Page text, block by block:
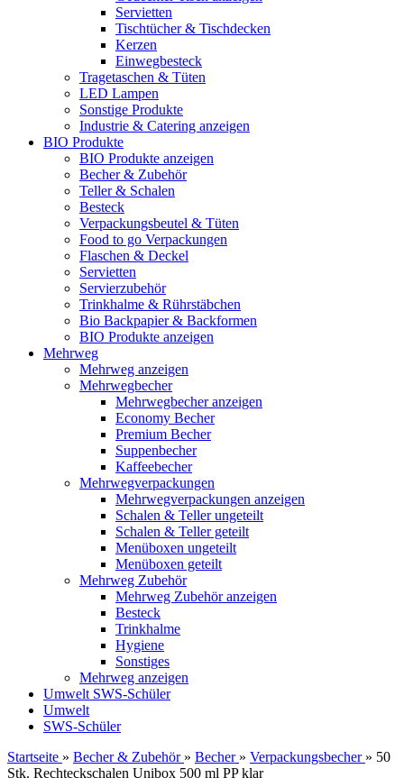
Servietten
Tischtücher & Tischdecken
Kerzen
Einwegbesteck
Tragetaschen & Tüten
LED Lampen
Sonstige Produkte
Industrie & Catering anzeigen
BIO Produkte
BIO Produkte anzeigen
Becher & Zubehör
Teller & Schalen
Besteck
Verpackungsbeutel & Tüten
Food to go Verpackungen
Flaschen & Deckel
Servietten
Servierzubehör
Trinkhalme & Rührstäbchen
Bio Backpapier & Backformen
BIO Produkte anzeigen
Mehrweg
Mehrweg anzeigen
Mehrwegbecher
Mehrwegbecher anzeigen
Economy Becher
Premium Becher
Suppenbecher
Kaffeebecher
Mehrwegverpackungen
Mehrwegverpackungen anzeigen
Schalen & Teller ungeteilt
Schalen & Teller geteilt
Menüboxen ungeteilt
Menüboxen geteilt
Mehrweg Zubehör
Mehrweg Zubehör anzeigen
Besteck
Trinkhalme
Hygiene
Sonstiges
Mehrweg anzeigen
Umwelt SWS-Schüler
Umwelt
SWS-Schüler
Startseite » Becher & Zubehör » Becher » Verpackungsbecher » 50
Stk. Rechteckschalen Unibox 500 ml PP klar